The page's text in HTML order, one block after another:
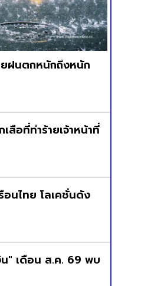
ฝนตกหนักถึงหนัก
สือที่ทำร้ายเจ้าหน้าที่
อนไทย โลเคชั่นดัง
น" เดือน ส.ค. 69 พบ